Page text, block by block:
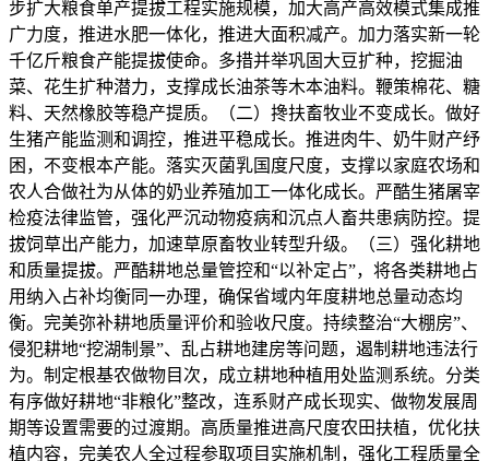
步扩大粮食单产提拔工程实施规模，加大高产高效模式集成推
广力度，推进水肥一体化，推进大面积减产。加力落实新一轮
千亿斤粮食产能提拔使命。多措并举巩固大豆扩种，挖掘油
菜、花生扩种潜力，支撑成长油茶等木本油料。鞭策棉花、糖
料、天然橡胶等稳产提质。（二）搀扶畜牧业不变成长。做好
生猪产能监测和调控，推进平稳成长。推进肉牛、奶牛财产纾
困，不变根本产能。落实灭菌乳国度尺度，支撑以家庭农场和
农人合做社为从体的奶业养殖加工一体化成长。严酷生猪屠宰
检疫法律监管，强化严沉动物疫病和沉点人畜共患病防控。提
拔饲草出产能力，加速草原畜牧业转型升级。（三）强化耕地
和质量提拔。严酷耕地总量管控和“以补定占”，将各类耕地占
用纳入占补均衡同一办理，确保省域内年度耕地总量动态均
衡。完美弥补耕地质量评价和验收尺度。持续整治“大棚房”、
侵犯耕地“挖湖制景”、乱占耕地建房等问题，遏制耕地违法行
为。制定根基农做物目次，成立耕地种植用处监测系统。分类
有序做好耕地“非粮化”整改，连系财产成长现实、做物发展周
期等设置需要的过渡期。高质量推进高尺度农田扶植，优化扶
植内容，完美农人全过程参取项目实施机制，强化工程质量全